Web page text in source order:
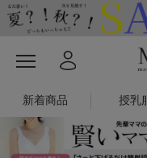
新着商品 授乳